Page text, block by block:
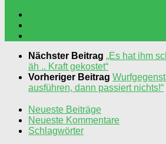
Nächster Beitrag „Es hat ihm
äh .. Kraft gekostet“
Vorheriger Beitrag
ausführen, dann passiert nichts!“
Neueste Beiträge
Neueste Kommentare
Schlagwörter